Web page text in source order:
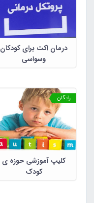
درمان اکت برای کودکان
وسواسی
رایگان
کلیپ آموزشی حوزه ی
کودک